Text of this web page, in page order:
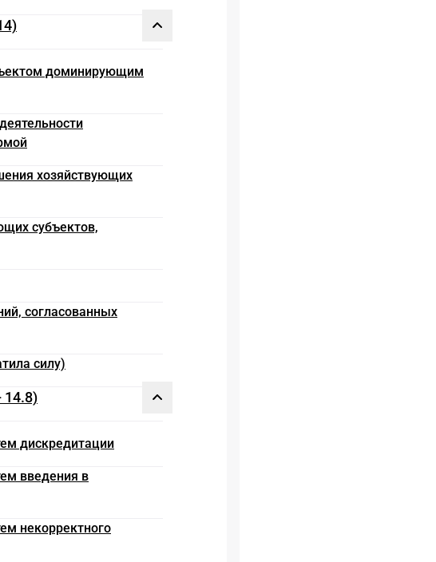
доминирующим
хозяйствующих
субъектов,
согласованных
силу)
14.8)
дискредитации
введения в
некорректного